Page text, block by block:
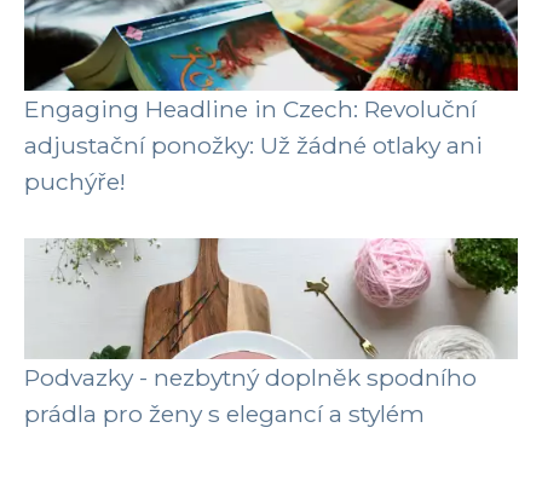
Engaging Headline in Czech: Revoluční
adjustační ponožky: Už žádné otlaky ani
puchýře!
Podvazky - nezbytný doplněk spodního
prádla pro ženy s elegancí a stylém